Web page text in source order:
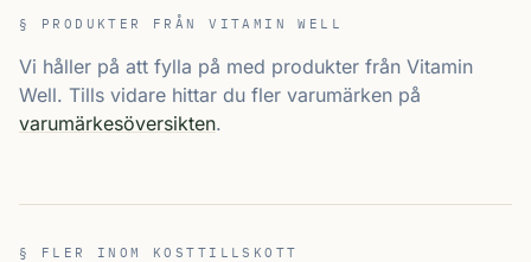
§ PRODUKTER FRÅN VITAMIN WELL
Vi håller på att fylla på med produkter från Vitamin
Well. Tills vidare hittar du fler varumärken på
varumärkesöversikten.
§ FLER INOM KOSTTILLSKOTT